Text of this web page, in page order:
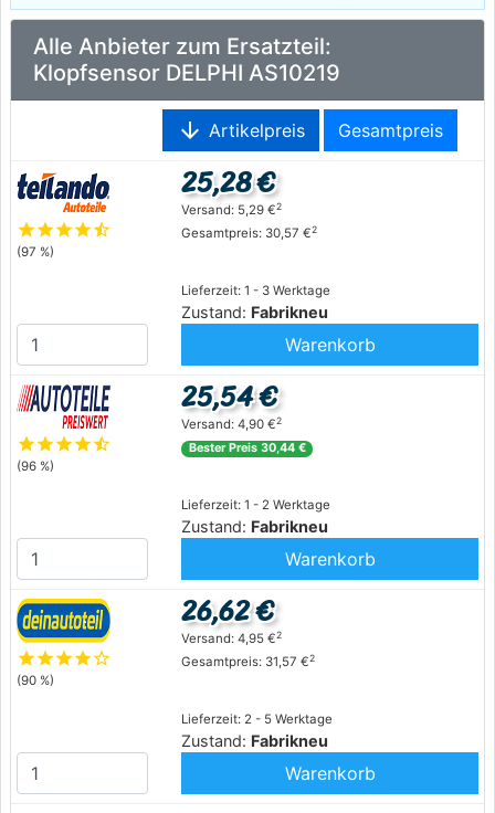
Alle Anbieter zum Ersatzteil:
Klopfsensor DELPHI AS10219
arrow_downward Artikelpreis Gesamtpreis
starstarstarstarstar_half
(97 %)
Lieferzeit: 1 - 3 Werktage
Zustand: Fabrikneu
25,28 €
Versand: 5,29 €2
Gesamtpreis: 30,57 €2
Warenkorb
starstarstarstarstar_half
(96 %)
Lieferzeit: 1 - 2 Werktage
Zustand: Fabrikneu
25,54 €
Versand: 4,90 €2
Bester Preis 30,44 €
Warenkorb
starstarstarstarstar_outline
(90 %)
Lieferzeit: 2 - 5 Werktage
Zustand: Fabrikneu
26,62 €
Versand: 4,95 €2
Gesamtpreis: 31,57 €2
Warenkorb